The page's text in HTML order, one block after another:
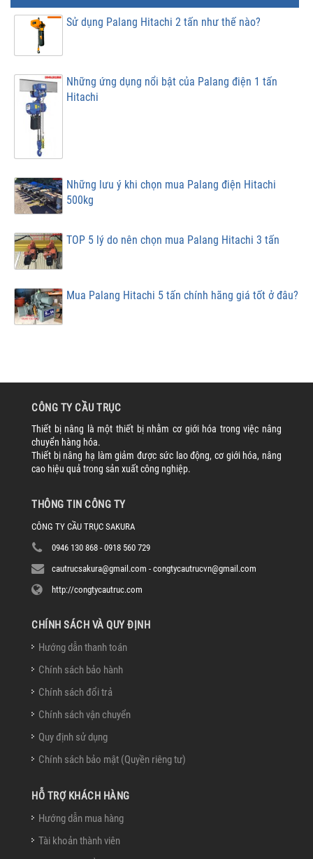
Sử dụng Palang Hitachi 2 tấn như thế nào?
Những ứng dụng nổi bật của Palang điện 1 tấn
Hitachi
Những lưu ý khi chọn mua Palang điện Hitachi
500kg
TOP 5 lý do nên chọn mua Palang Hitachi 3 tấn
Mua Palang Hitachi 5 tấn chính hãng giá tốt ở đâu?
CÔNG TY CẦU TRỤC
Thiết bị nâng là một thiết bị nhằm cơ giới hóa trong việc nâng
chuyển hàng hóa.
Thiết bị nâng hạ làm giảm được sức lao động, cơ giới hóa, nâng
cao hiệu quả trong sản xuất công nghiệp.
THÔNG TIN CÔNG TY
CÔNG TY CẦU TRỤC SAKURA
0946 130 868 - 0918 560 729
cautrucsakura@gmail.com - congtycautrucvn@gmail.com
http://congtycautruc.com
CHÍNH SÁCH VÀ QUY ĐỊNH
Hướng dẫn thanh toán
Chính sách bảo hành
Chính sách đổi trả
Chính sách vận chuyển
Quy định sử dụng
Chính sách bảo mật (Quyền riêng tư)
HỖ TRỢ KHÁCH HÀNG
Hướng dẫn mua hàng
Tài khoản thành viên